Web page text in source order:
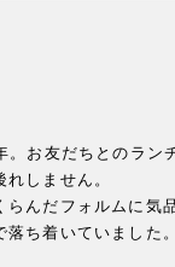
お友だちとのラン
しません。
んだフォルムに気
ち着いていました。